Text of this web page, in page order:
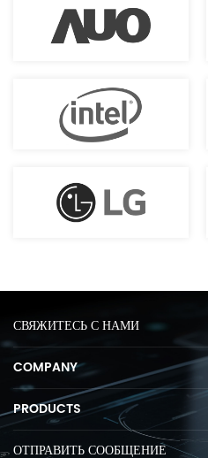
СВЯЖИТЕСЬ С НАМИ
COMPANY
PRODUCTS
ОТПРАВИТЬ СООБЩЕНИЕ